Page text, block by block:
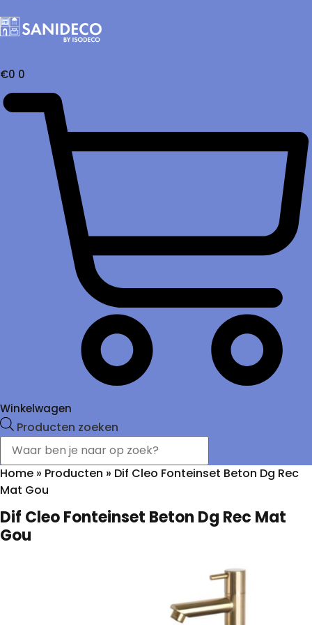
€0 0
Winkelwagen
Producten zoeken
Home » Producten » Dif Cleo Fonteinset Beton Dg Rec
Mat Gou
Dif Cleo Fonteinset Beton Dg Rec Mat
Gou